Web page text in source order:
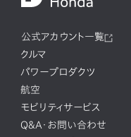
公式アカウント一覧
クルマ
パワープロダクツ
航空
モビリティサービス
Q&A・お問い合わせ